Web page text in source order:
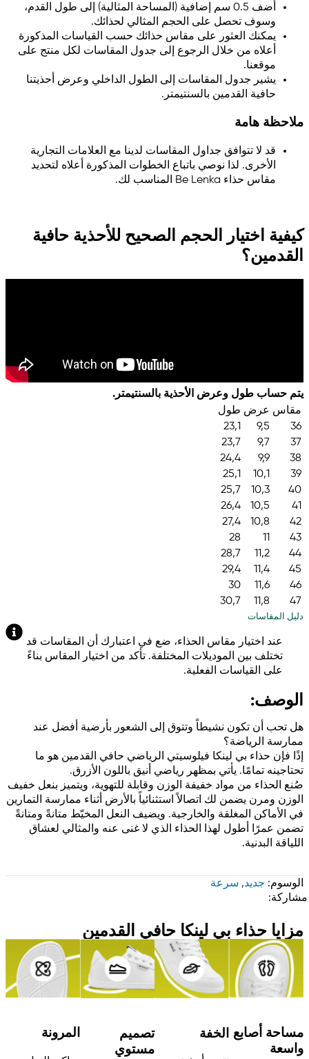
أضف 0.5 سم إضافية (المساحة المثالية) إلى طول القدم،
وسوف تحصل على الحجم المثالي لحذائك.
يمكنك العثور على مقاس حذائك حسب القياسات المذكورة
أعلاه من خلال الرجوع إلى جدول المقاسات لكل منتج على
موقعنا.
يشير جدول المقاسات إلى الطول الداخلي وعرض أحذيتنا
حافية القدمين بالسنتيمتر.
ملاحظة هامة
قد لا تتوافق جداول المقاسات لدينا مع العلامات التجارية
الأخرى. لذا نوصي باتباع الخطوات المذكورة أعلاه لتحديد
مقاس حذاء Be Lenka المناسب لك.
كيفية اختيار الحجم الصحيح للأحذية حافية
القدمين؟
يتم حساب طول وعرض الأحذية بالسنتيمتر.
مقاس عرض طول
36
9,5
23,1
37
9,7
23,7
38
9,9
24,4
39
10,1
25,1
40
10,3
25,7
41
10,5
26,4
42
10,8
27,4
43
11
28
44
11,2
28,7
45
11,4
29,4
46
11,6
30
47
11,8
30,7
دليل المقاسات
عند اختيار مقاس الحذاء، ضع في اعتبارك أن المقاسات قد
تختلف بين الموديلات المختلفة. تأكد من اختيار المقاس بناءً
على القياسات الفعلية.
الوصف:
هل تحب أن تكون نشيطاً وتتوق إلى الشعور بأرضية أفضل عند
ممارسة الرياضة؟
إذًا فإن حذاء بي لينكا فيلوسيتي الرياضي حافي القدمين هو ما
تحتاجينه تمامًا. يأتي بمظهر رياضي أنيق باللون الأزرق.
صُنع الحذاء من مواد خفيفة الوزن وقابلة للتهوية، ويتميز بنعل خفيف
الوزن ومرن يضمن لك اتصالاً استثنائياً بالأرض أثناء ممارسة التمارين
في الأماكن المغلقة والخارجية. ويضيف النعل المخيّط متانةً ومتانةً
تضمن عمرًا أطول لهذا الحذاء الذي لا غنى عنه والمثالي لعشاق
اللياقة البدنية.
الوسوم: جديد, سرعة
مشاركة:
مزايا حذاء بي لينكا حافي القدمين
مساحة أصابع
واسعة
الخفة
تصميم
مستوي
المرونة